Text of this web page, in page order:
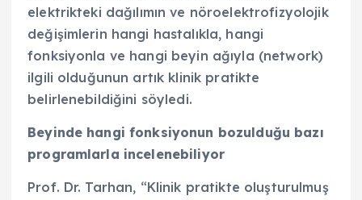
elektrikteki dağılımın ve nöroelektrofizyolojik
değişimlerin hangi hastalıkla, hangi
fonksiyonla ve hangi beyin ağıyla (network)
ilgili olduğunun artık klinik pratikte
belirlenebildiğini söyledi.
Beyinde hangi fonksiyonun bozulduğu bazı
programlarla incelenebiliyor
Prof. Dr. Tarhan, “Klinik pratikte oluşturulmuş